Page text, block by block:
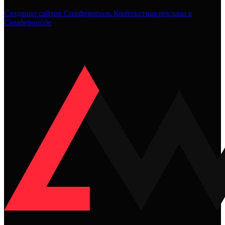
Создание сайтов Симферополь Контекстная реклама в
Симферополе